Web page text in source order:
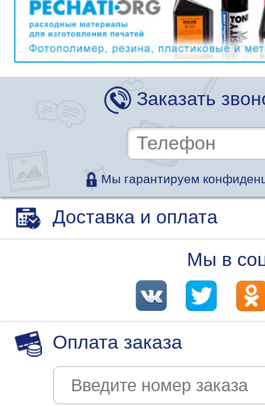
Заказать
Мы гарантируем
Доставка и оплата
Мы в
Оплата заказа